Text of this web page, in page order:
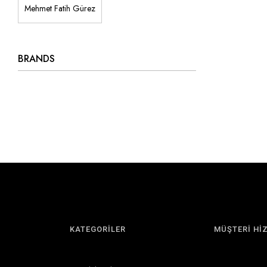
Mehmet Fatih Gürez
BRANDS
KATEGORİLER MÜŞTERİ